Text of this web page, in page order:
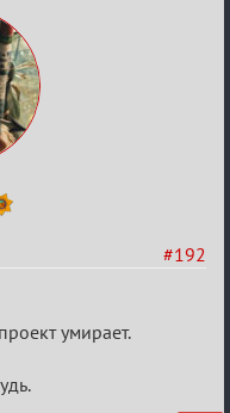
#192
умирает.